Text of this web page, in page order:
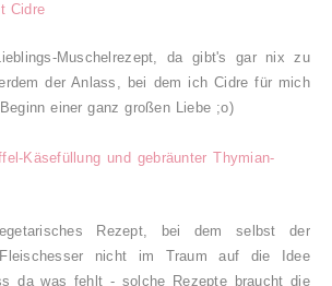
Cidre
Muschelrezept, da gibt's gar nix zu
der Anlass, bei dem ich Cidre für mich
einer ganz großen Liebe ;o)
Käsefüllung und gebräunter Thymian-
Rezept, bei dem selbst der
Fleischesser nicht im Traum auf die Idee
da was fehlt - solche Rezepte braucht die